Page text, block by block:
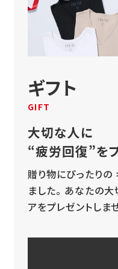
ギフト
GIFT
大切な人に
“疲労回復”を
贈り物にぴったりの
ました。 あなたの
アをプレゼントしま